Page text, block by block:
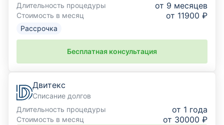
Длительность процедуры
от 9 месяцев
Стоимость в месяц от 11900 ₽
Рассрочка
Бесплатная консультация
Двитекс
Списание долгов
Длительность процедуры
от 1 года
Стоимость в месяц от 30000 ₽